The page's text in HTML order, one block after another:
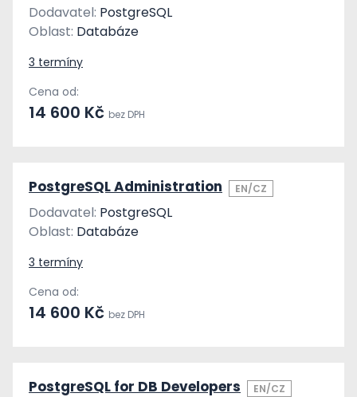
Dodavatel: PostgreSQL
Oblast: Databáze
3 termíny
Cena od:
14 600 Kč bez DPH
PostgreSQL Administration EN/CZ
Dodavatel: PostgreSQL
Oblast: Databáze
3 termíny
Cena od:
14 600 Kč bez DPH
PostgreSQL for DB Developers EN/CZ